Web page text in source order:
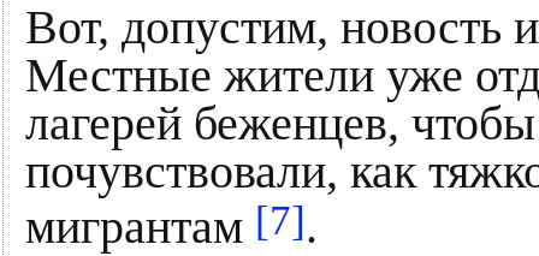
Вот, допустим, новость
Местные жители уже
лагерей беженцев,
почувствовали, как
мигрантам [7].